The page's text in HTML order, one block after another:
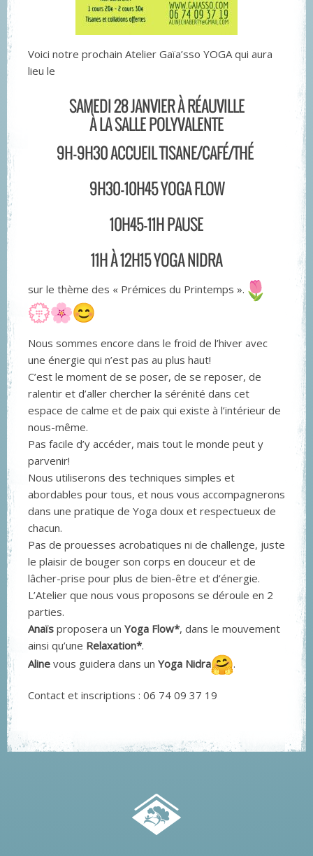
Voici notre prochain Atelier Gaïa’sso YOGA qui aura
lieu le
SAMEDI 28 JANVIER À RÉAUVILLE
À LA SALLE POLYVALENTE
9H-9H30 ACCUEIL TISANE/CAFÉ/THÉ
9H30-10H45 YOGA FLOW
10H45-11H PAUSE
11H À 12H15 YOGA NIDRA
sur le thème des « Prémices du Printemps ».
Nous sommes encore dans le froid de l’hiver avec
une énergie qui n’est pas au plus haut!
C’est le moment de se poser, de se reposer, de
ralentir et d’aller chercher la sérénité dans cet
espace de calme et de paix qui existe à l’intérieur de
nous-même.
Pas facile d’y accéder, mais tout le monde peut y
parvenir!
Nous utiliserons des techniques simples et
abordables pour tous, et nous vous accompagnerons
dans une pratique de Yoga doux et respectueux de
chacun.
Pas de prouesses acrobatiques ni de challenge, juste
le plaisir de bouger son corps en douceur et de
lâcher-prise pour plus de bien-être et d’énergie.
L’Atelier que nous vous proposons se déroule en 2
parties.
Anaïs proposera un Yoga Flow*, dans le mouvement
ainsi qu’une Relaxation*.
Aline vous guidera dans un Yoga Nidra .
Contact et inscriptions : 06 74 09 37 19